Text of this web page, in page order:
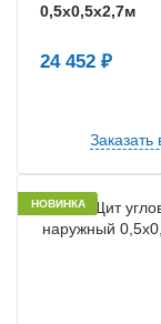
0,5х0,5х2,7м
24 452 ₽
Заказать
НОВИНКА